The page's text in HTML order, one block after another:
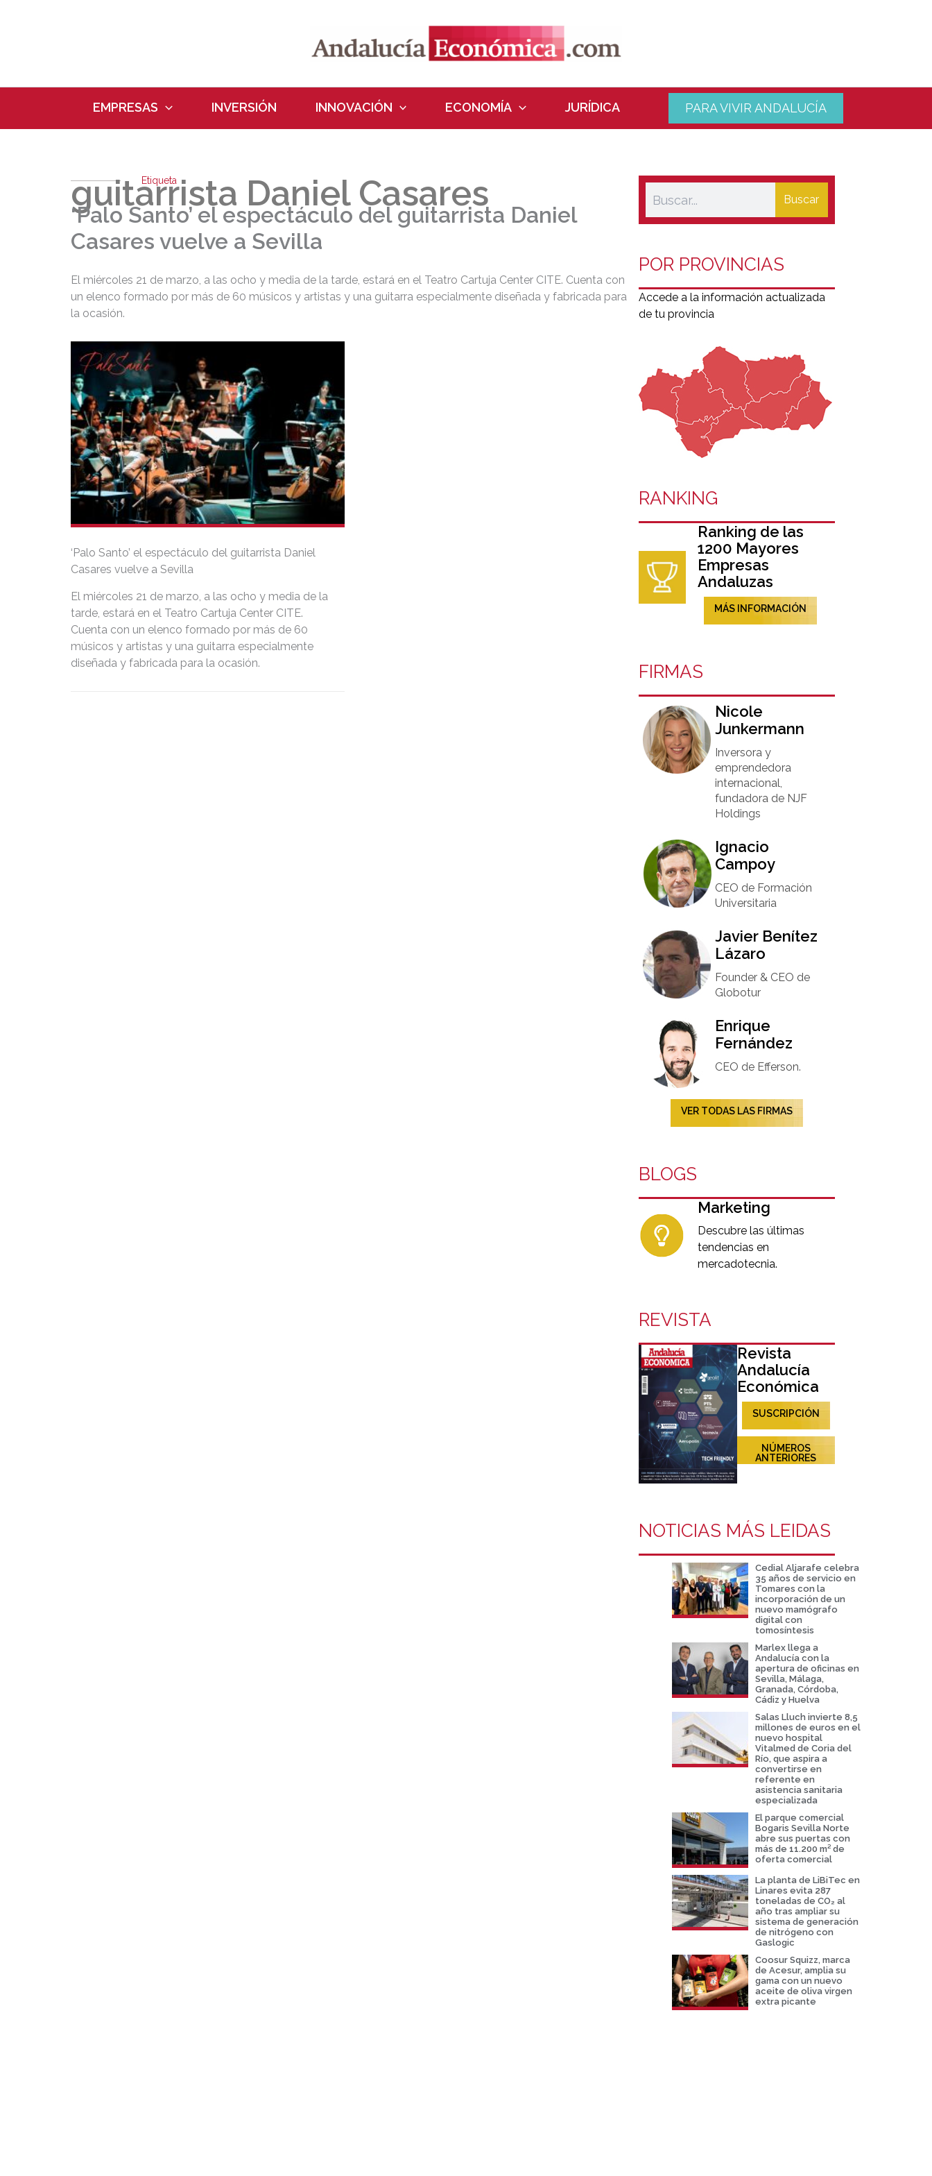
EMPRESAS INVERSIÓN INNOVACIÓN ECONOMÍA JURÍDICA PARA VIVIR ANDALUCÍA
Etiqueta
guitarrista Daniel Casares
‘Palo Santo’ el espectáculo del guitarrista Daniel
Casares vuelve a Sevilla
El miércoles 21 de marzo, a las ocho y media de la tarde, estará en el Teatro Cartuja Center CITE. Cuenta con
un elenco formado por más de 60 músicos y artistas y una guitarra especialmente diseñada y fabricada para
la ocasión.
‘Palo Santo’ el espectáculo del guitarrista Daniel
Casares vuelve a Sevilla
El miércoles 21 de marzo, a las ocho y media de la
tarde, estará en el Teatro Cartuja Center CITE.
Cuenta con un elenco formado por más de 60
músicos y artistas y una guitarra especialmente
diseñada y fabricada para la ocasión.
Buscar
POR PROVINCIAS
Accede a la información actualizada
de tu provincia
RANKING
Ranking de las
1200 Mayores
Empresas
Andaluzas
MÁS INFORMACIÓN
FIRMAS
Nicole
Junkermann​
Inversora y
emprendedora
internacional,
fundadora de NJF
Holdings
Ignacio
Campoy​
CEO de Formación
Universitaria​
Javier Benítez
Lázaro
Founder & CEO de
Globotur​
Enrique
Fernández
CEO de Efferson.
VER TODAS LAS FIRMAS
BLOGS
Marketing
Descubre las últimas
tendencias en
mercadotecnia.
REVISTA
Revista
Andalucía
Económica
SUSCRIPCIÓN
NÚMEROS
ANTERIORES
NOTICIAS MÁS LEIDAS
Cedial Aljarafe celebra
35 años de servicio en
Tomares con la
incorporación de un
nuevo mamógrafo
digital con
tomosíntesis
Marlex llega a
Andalucía con la
apertura de oficinas en
Sevilla, Málaga,
Granada, Córdoba,
Cádiz y Huelva
Salas Lluch invierte 8,5
millones de euros en el
nuevo hospital
Vitalmed de Coria del
Río, que aspira a
convertirse en
referente en
asistencia sanitaria
especializada
El parque comercial
Bogaris Sevilla Norte
abre sus puertas con
más de 11.200 m² de
oferta comercial
La planta de LiBiTec en
Linares evita 287
toneladas de CO₂ al
año tras ampliar su
sistema de generación
de nitrógeno con
Gaslogic
Coosur Squizz, marca
de Acesur, amplia su
gama con un nuevo
aceite de oliva virgen
extra picante